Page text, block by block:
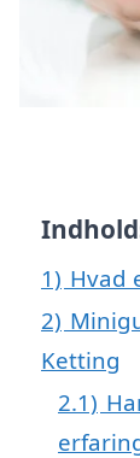
1) Hvad
2)
Ketting
2.1)